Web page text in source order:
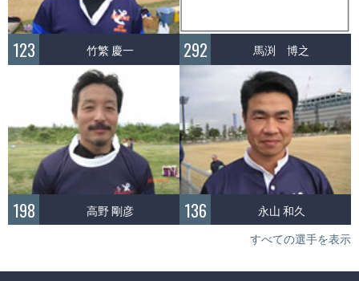
123 竹繁 慶一 292 馬渕 博之
198 高野 剛彦 136 永山 和久
すべての選手を表示